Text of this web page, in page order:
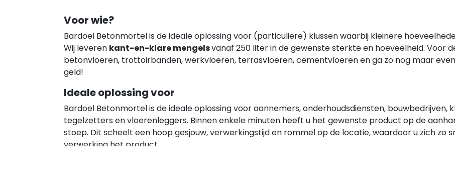
Voor wie?
Bardoel Betonmortel is de ideale oplossing voor (particuliere) klussen waarbij kleinere
Wij leveren kant-en-klare mengelsvanaf 250 liter in de gewenste sterkte en hoeveelheid. Voor
betonvloeren, trottoirbanden, werkvloeren, terrasvloeren, cementvloeren en ga zo nog maar
geld!
Ideale oplossing voor
Bardoel Betonmortel is de ideale oplossing voor aannemers, onderhoudsdiensten, bouwbedrijven,
tegelzetters en vloerenleggers. Binnen enkele minuten heeft u het gewenste product op de
stoep. Dit scheelt een hoop gesjouw, verwerkingstijd en rommel op de locatie, waardoor u zich zo
verwerking het product.